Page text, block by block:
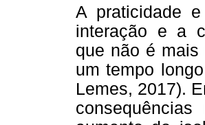
A praticidade
interação e a
que não é mais
um tempo
Lemes, 2017).